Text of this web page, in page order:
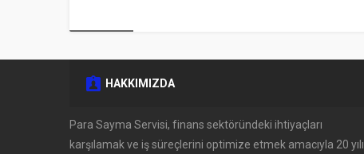
HAKKIMIZDA
Para Sayma Servisi, finans sektöründeki ihtiyaçları
karşılamak ve iş süreçlerini optimize etmek amacıyla 20 yılı
Müşteri Temsilcisi